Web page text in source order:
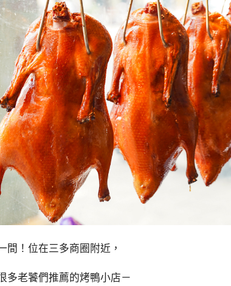
間！位在三多商圈附近，
多老饕們推薦的烤鴨小店－